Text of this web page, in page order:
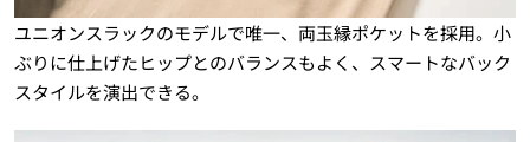
ユニオンスラックのモデルで唯一、両玉縁ポケットを採用。小
ぶりに仕上げたヒップとのバランスもよく、スマートなバック
スタイルを演出できる。